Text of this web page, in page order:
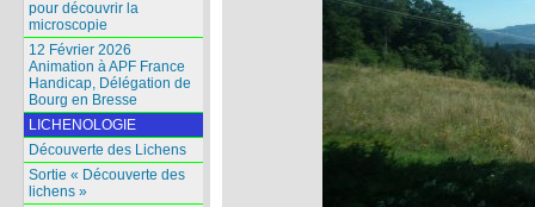
pour découvrir la
microscopie
12 Février 2026
Animation à APF France
Handicap, Délégation de
Bourg en Bresse
LICHENOLOGIE
Découverte des Lichens
Sortie « Découverte des
lichens »